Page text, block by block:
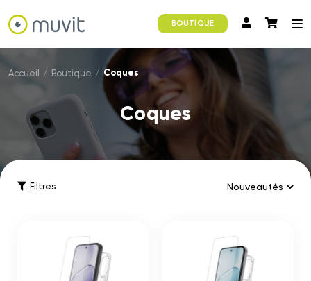
BOUTIQUE
Accueil / Boutique / Coques
Coques
Filtres